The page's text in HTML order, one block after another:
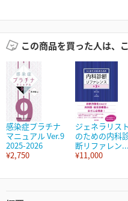
この商品を買った人は、
感染症プラチナ
マニュアル Ver.9
2025-2026
¥2,750
ジェネラリスト
のための内科
断リファレン...
¥11,000